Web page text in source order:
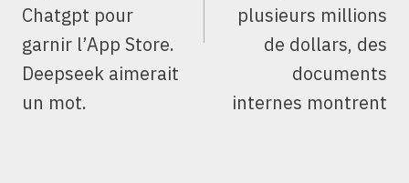
Chatgpt pour
garnir l’App Store.
Deepseek aimerait
un mot.
plusieurs millions
de dollars, des
documents
internes montrent